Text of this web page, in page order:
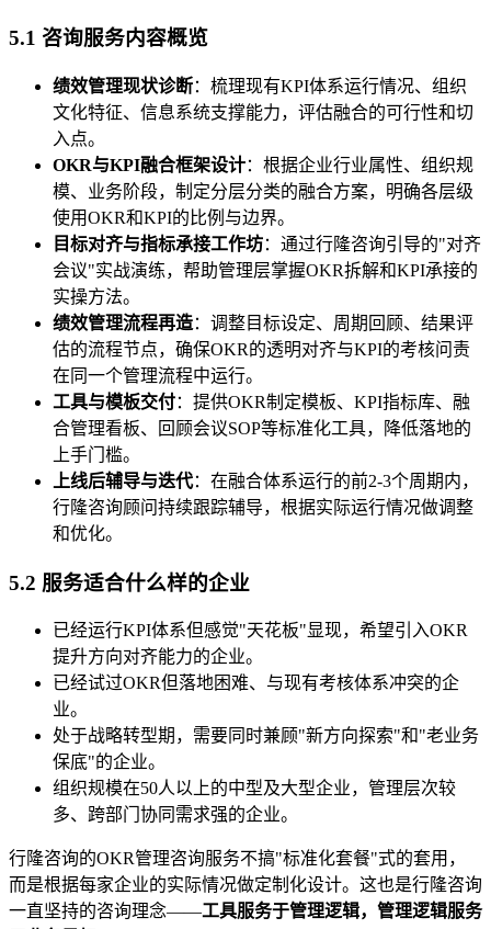
5.1 咨询服务内容概览
绩效管理现状诊断：梳理现有KPI体系运行情况、组织
文化特征、信息系统支撑能力，评估融合的可行性和切
入点。
OKR与KPI融合框架设计：根据企业行业属性、组织规
模、业务阶段，制定分层分类的融合方案，明确各层级
使用OKR和KPI的比例与边界。
目标对齐与指标承接工作坊：通过行隆咨询引导的"对齐
会议"实战演练，帮助管理层掌握OKR拆解和KPI承接的
实操方法。
绩效管理流程再造：调整目标设定、周期回顾、结果评
估的流程节点，确保OKR的透明对齐与KPI的考核问责
在同一个管理流程中运行。
工具与模板交付：提供OKR制定模板、KPI指标库、融
合管理看板、回顾会议SOP等标准化工具，降低落地的
上手门槛。
上线后辅导与迭代：在融合体系运行的前2-3个周期内，
行隆咨询顾问持续跟踪辅导，根据实际运行情况做调整
和优化。
5.2 服务适合什么样的企业
已经运行KPI体系但感觉"天花板"显现，希望引入OKR
提升方向对齐能力的企业。
已经试过OKR但落地困难、与现有考核体系冲突的企
业。
处于战略转型期，需要同时兼顾"新方向探索"和"老业务
保底"的企业。
组织规模在50人以上的中型及大型企业，管理层次较
多、跨部门协同需求强的企业。
行隆咨询的OKR管理咨询服务不搞"标准化套餐"式的套用，
而是根据每家企业的实际情况做定制化设计。这也是行隆咨询
一直坚持的咨询理念——工具服务于管理逻辑，管理逻辑服务